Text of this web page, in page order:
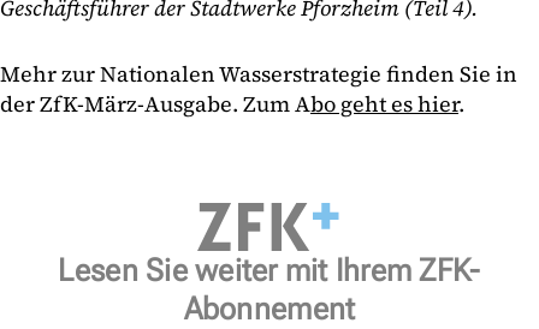
Geschäftsführer der Stadtwerke Pforzheim (Teil 4).
Mehr zur Nationalen Wasserstrategie finden Sie in
der ZfK-März-Ausgabe. Zum Abo geht es hier.
Lesen Sie weiter mit Ihrem ZFK-
Abonnement